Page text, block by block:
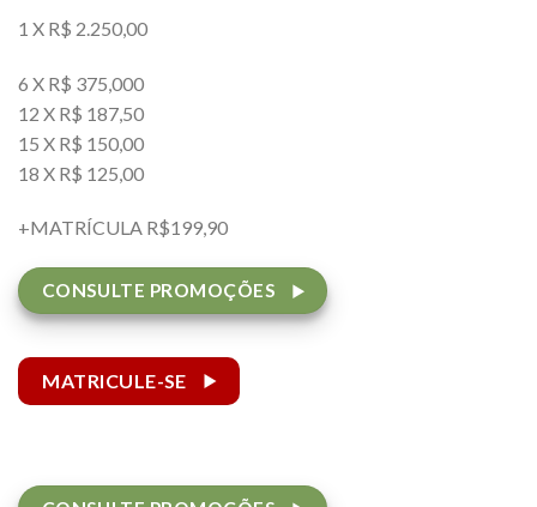
1 X R$ 2.250,00
6 X R$ 375,000
12 X R$ 187,50
15 X R$ 150,00
18 X R$ 125,00
+MATRÍCULA R$199,90
CONSULTE PROMOÇÕES
MATRICULE-SE